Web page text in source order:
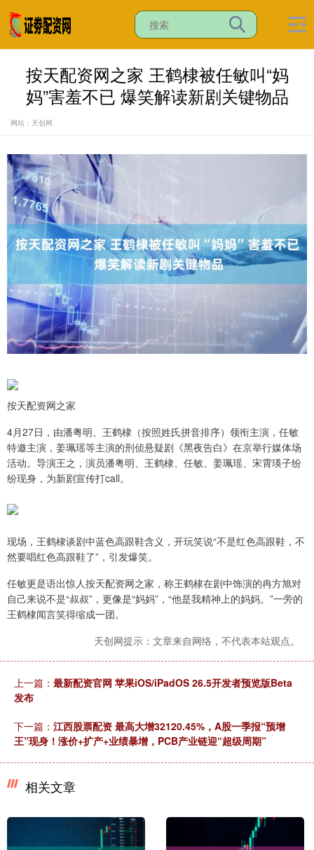
按天配资网之家 王鹤棣被任敏叫“妈
妈”害羞不已 爆笑解读新剧关键物品
网站：天创网
按天配资网之家
4月27日，由潘粤明、王鹤棣（按照姓氏拼音排序）领衔主演，任敏
特邀主演，姜珮瑶等主演的刑侦悬疑剧《黑夜告白》在京举行媒体场
活动。导演王之，演员潘粤明、王鹤棣、任敏、姜珮瑶、宋霄瑛子纷
纷现身，为新剧宣传打call。
现场，王鹤棣谈剧中蓝色高跟鞋含义，开玩笑说“不是红色高跟鞋，不
然要唱红色高跟鞋了”，引发爆笑。
任敏更是语出惊人按天配资网之家，称王鹤棣在剧中饰演的冉方旭对
自己来说不是“叔叔”，更像是“妈妈”，“他是我精神上的妈妈。”一旁的
王鹤棣闻言笑得缩成一团。
天创网提示：文章来自网络，不代表本站观点。
上一篇： 最新配资官网 苹果iOS/iPadOS 26.5开发者预览版Beta
发布
下一篇： 江西股票配资 最高大增32120.45%，A股一季报“预增
王”现身！涨价+扩产+业绩暴增，PCB产业链迎“超级周期”
相关文章